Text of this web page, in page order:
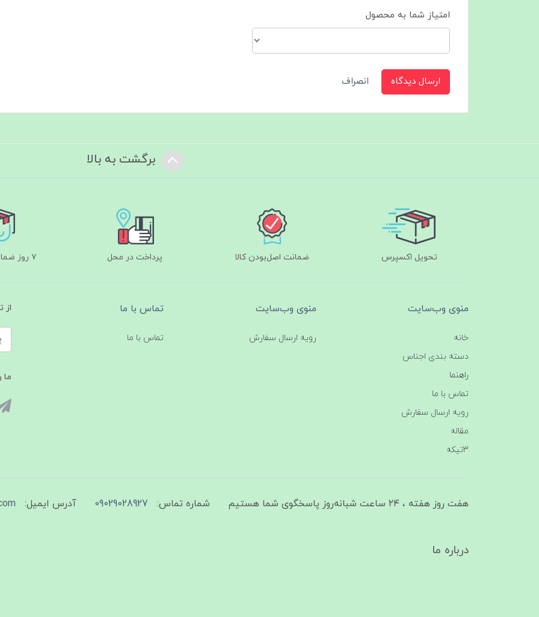
امتیاز شما به محصول
ارسال دیدگاه انصراف
برگشت به بالا
تحویل اکسپرس ضمانت اصل‌بودن کالا پرداخت در محل ۷ روز ضمانت بازگشت
منوی وب‌سایت
خانه
دسته بندی اجناس
راهنما
تماس با ما
رویه ارسال سفارش
مقاله
3تیکه
منوی وب‌سایت
رویه ارسال سفارش
تماس با ما
تماس با ما
از
ما
هفت روز هفته ، ۲۴ ساعت شبانه‌روز پاسخگوی شما هستیم شماره تماس: 09029028927 آدرس ایمیل:
درباره ما